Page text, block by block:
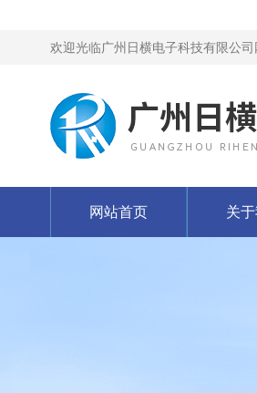
欢迎光临广州日横电子科技有限公司
网站首页 关